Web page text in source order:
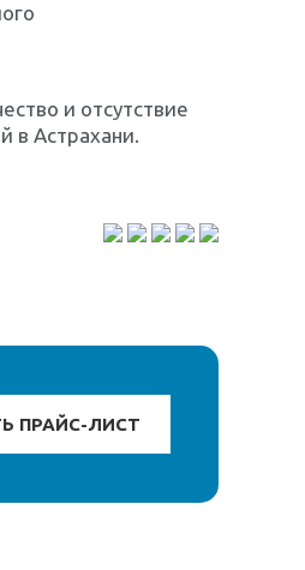
и отсутствие
в Астрахани.